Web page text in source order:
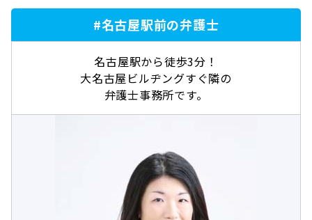
#名古屋駅前の弁護士
名古屋駅から徒歩3分！
大名古屋ビルヂングすぐ隣の
弁護士事務所です。